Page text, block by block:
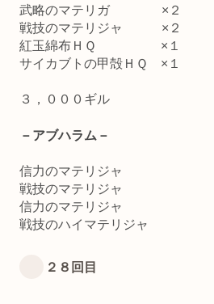
武略のマテリガ ×２
戦技のマテリジャ ×２
紅玉綿布ＨＱ ×１
サイカブトの甲殻ＨＱ ×１
３，０００ギル
－アブハラム－
信力のマテリジャ
戦技のマテリジャ
信力のマテリジャ
戦技のハイマテリジャ
２８回目